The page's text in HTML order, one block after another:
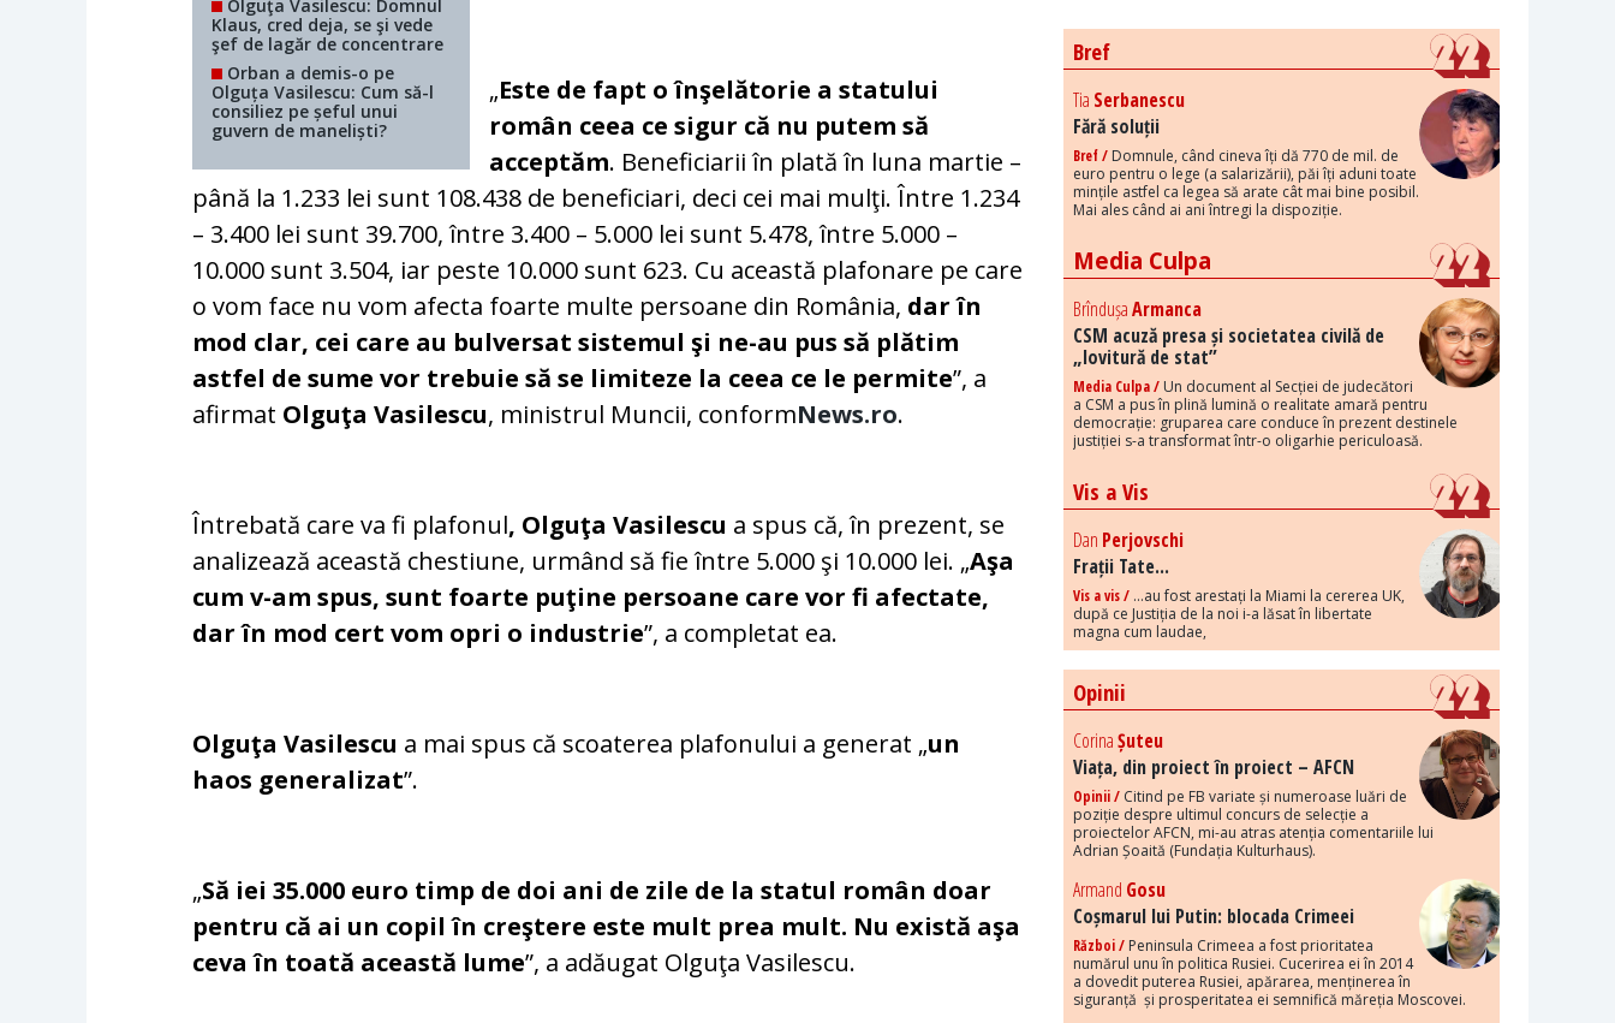
Olguţa Vasilescu: Domnul
Klaus, cred deja, se şi vede
şef de lagăr de concentrare
Orban a demis-o pe
Olguța Vasilescu: Cum să-l
consiliez pe șeful unui
guvern de maneliști?
„Este de fapt o înşelătorie a statului
român ceea ce sigur că nu putem să
acceptăm. Beneficiarii în plată în luna martie –
până la 1.233 lei sunt 108.438 de beneficiari, deci cei mai mulţi. Între 1.234
– 3.400 lei sunt 39.700, între 3.400 – 5.000 lei sunt 5.478, între 5.000 –
10.000 sunt 3.504, iar peste 10.000 sunt 623. Cu această plafonare pe care
o vom face nu vom afecta foarte multe persoane din România, dar în
mod clar, cei care au bulversat sistemul şi ne-au pus să plătim
astfel de sume vor trebuie să se limiteze la ceea ce le permite”, a
afirmat Olguţa Vasilescu, ministrul Muncii, conformNews.ro.
Întrebată care va fi plafonul, Olguţa Vasilescu a spus că, în prezent, se
analizează această chestiune, urmând să fie între 5.000 şi 10.000 lei. „Aşa
cum v-am spus, sunt foarte puţine persoane care vor fi afectate,
dar în mod cert vom opri o industrie”, a completat ea.
Olguţa Vasilescu​ a mai spus că scoaterea plafonului a generat „un
haos generalizat”.
„Să iei 35.000 euro timp de doi ani de zile de la statul român doar
pentru că ai un copil în creştere este mult prea mult. Nu există aşa
ceva în toată această lume”, a adăugat Olguţa Vasilescu.
Bref
Tia Serbanescu
Fără soluții
Bref / Domnule, când cineva îți dă 770 de mil. de
euro pentru o lege (a salarizării), păi îți aduni toate
mințile astfel ca legea să arate cât mai bine posibil.
Mai ales când ai ani întregi la dispoziție.
Media Culpa
BrîndușaArmanca
CSM acuză presa și societatea civilă de
„lovitură de stat”
Media Culpa / Un document al Secției de judecători
a CSM a pus în plină lumină o realitate amară pentru
democrație: gruparea care conduce în prezent destinele
justiției s-a transformat într-o oligarhie periculoasă.
Vis a Vis
Dan Perjovschi
Frații Tate...
Vis a vis / ...au fost arestați la Miami la cererea UK,
după ce Justiția de la noi i-a lăsat în libertate
magna cum laudae,
Opinii
CorinaȘuteu
Viața, din proiect în proiect – AFCN
Opinii / Citind pe FB variate și numeroase luări de
poziție despre ultimul concurs de selecție a
proiectelor AFCN, mi-au atras atenția comentariile lui
Adrian Șoaită (Fundația Kulturhaus).
Armand Gosu
Coșmarul lui Putin: blocada Crimeei
Război / Peninsula Crimeea a fost prioritatea
numărul unu în politica Rusiei. Cucerirea ei în 2014
a dovedit puterea Rusiei, apărarea, menținerea în
siguranță și prosperitatea ei semnifică măreția Moscovei.